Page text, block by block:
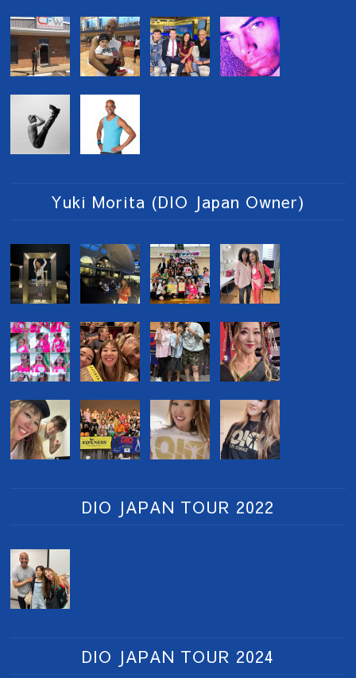
Yuki Morita (DIO Japan Owner)
DIO JAPAN TOUR 2022
DIO JAPAN TOUR 2024